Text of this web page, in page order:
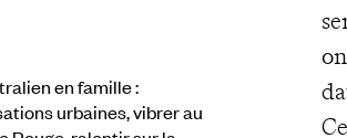
en famille :
urbaines, vibrer au